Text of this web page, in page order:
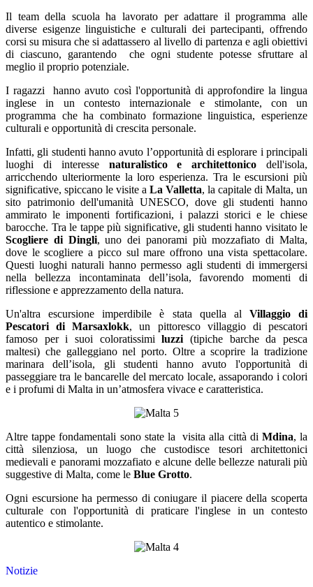
Il team della scuola ha lavorato per adattare il programma alle
diverse esigenze linguistiche e culturali dei partecipanti, offrendo
corsi su misura che si adattassero al livello di partenza e agli obiettivi
di ciascuno, garantendo
che ogni studente potesse sfruttare al
meglio il proprio potenziale.
I ragazzi hanno avuto così l'opportunità di approfondire la lingua
inglese in un contesto internazionale e stimolante, con un
programma che ha combinato formazione linguistica, esperienze
culturali e opportunità di crescita personale.
Infatti, gli studenti hanno avuto l’opportunità di esplorare i principali
luoghi di interesse naturalistico e architettonico dell'isola,
arricchendo ulteriormente la loro esperienza. Tra le escursioni più
significative, spiccano le visite a La Valletta, la capitale di Malta, un
sito patrimonio dell'umanità UNESCO, dove gli studenti hanno
ammirato le imponenti fortificazioni, i palazzi storici e le chiese
barocche. Tra le tappe più significative, gli studenti hanno visitato le
Scogliere di Dingli, uno dei panorami più mozzafiato di Malta,
dove le scogliere a picco sul mare offrono una vista spettacolare.
Questi luoghi naturali hanno permesso agli studenti di immergersi
nella bellezza incontaminata dell’isola, favorendo momenti di
riflessione e apprezzamento della natura.
Un'altra escursione imperdibile è stata quella al Villaggio di
Pescatori di Marsaxlokk, un pittoresco villaggio di pescatori
famoso per i suoi coloratissimiluzzi (tipiche barche da pesca
maltesi) che galleggiano nel porto. Oltre a scoprire la tradizione
marinara dell’isola, gli studenti hanno avuto l'opportunità di
passeggiare tra le bancarelle del mercato locale, assaporando i colori
e i profumi di Malta in un’atmosfera vivace e caratteristica.
Altre tappe fondamentali sono state la visita alla città di Mdina, la
città silenziosa, un luogo che custodisce tesori architettonici
medievali e panorami mozzafiato e alcune delle bellezze naturali più
suggestive di Malta, come le Blue Grotto.
Ogni escursione ha permesso di coniugare il piacere della scoperta
culturale con l'opportunità di praticare l'inglese in un contesto
autentico e stimolante.
Notizie